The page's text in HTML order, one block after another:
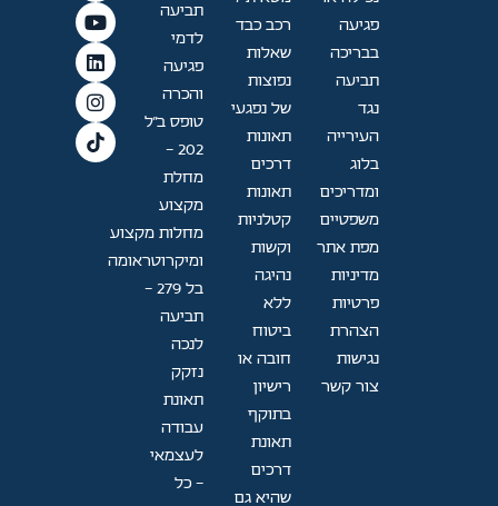
פגיעה
בבריכה
תביעה
נגד
העירייה
בלוג
ומדריכים
משפטיים
מפת אתר
מדיניות
פרטיות
הצהרת
נגישות
צור קשר
רכב כבד
שאלות
נפוצות
של נפגעי
תאונות
דרכים
תאונות
קטלניות
וקשות
נהיגה
ללא
ביטוח
חובה או
רישיון
בתוקף
תאונת
דרכים
שהיא גם
תביעה
לדמי
פגיעה
והכרה
טופס ב"ל
202 —
מחלת
מקצוע
מחלות מקצוע
ומיקרוטראומה
בל 279 -
תביעה
לנכה
נזקק
תאונת
עבודה
לעצמאי
- כל